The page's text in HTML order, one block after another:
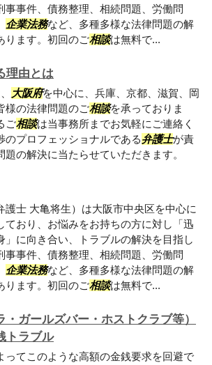
事事件、債務整理、相続問題、労働問
企業法務など、多種多様な法律問題の解
ります。初回のご相談は無料で...
理由とは
大阪府を中心に、兵庫、京都、滋賀、岡
様の法律問題のご相談を承っておりま
ご相談は当事務所までお気軽にご連絡く
のプロフェッショナルである弁護士が責
の解決に当たらせていただきます。
護士 大亀将生）は大阪市中央区を中心に
ており、お悩みをお持ちの方に対し「迅
」に向き合い、トラブルの解決を目指し
事事件、債務整理、相続問題、労働問
企業法務など、多種多様な法律問題の解
ります。初回のご相談は無料で...
・ガールズバー・ホストクラブ等）
トラブル
ってこのような高額の金銭要求を回避で